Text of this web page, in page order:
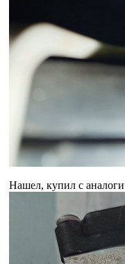
Нашел, купил с